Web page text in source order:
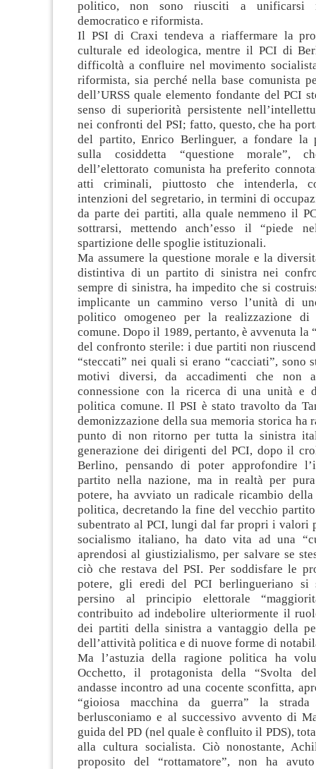
politico, non sono riusciti a unificarsi
democratico e riformista.
Il PSI di Craxi tendeva a riaffermare la
culturale ed ideologica, mentre il PCI di
difficoltà a confluire nel movimento
riformista, sia perché nella base comunista
dell’URSS quale elemento fondante del PCI
senso di superiorità persistente
nei confronti del PSI; fatto, questo, che ha
del partito, Enrico Berlinguer, a fondare la
sulla cosiddetta “questione morale”,
dell’elettorato comunista ha preferito
atti criminali, piuttosto che intenderla,
intenzioni del segretario, in termini di
da parte dei partiti, alla quale nemmeno il
sottrarsi, mettendo anch’esso il “piede
spartizione delle spoglie istituzionali.
Ma assumere la questione morale e la
distintiva di un partito di sinistra nei
sempre di sinistra, ha impedito che si
implicante un cammino verso l’unità di
politico omogeneo per la realizzazione di
comune. Dopo il 1989, pertanto, è avvenuta la
del confronto sterile: i due partiti non
“steccati” nei quali si erano “cacciati”, sono
motivi diversi, da accadimenti che non
connessione con la ricerca di una unità e
politica comune. Il PSI è stato travolto da
demonizzazione della sua memoria storica ha
punto di non ritorno per tutta la sinistra
generazione dei dirigenti del PCI, dopo il
Berlino, pensando di poter approfondire
partito nella nazione, ma in realtà per
potere, ha avviato un radicale ricambio
politica, decretando la fine del vecchio
subentrato al PCI, lungi dal far propri i valori
socialismo italiano, ha dato vita ad una
aprendosi al giustizialismo, per salvare se
ciò che restava del PSI. Per soddisfare le
potere, gli eredi del PCI berlingueriano si
persino al principio elettorale
contribuito ad indebolire ulteriormente il
dei partiti della sinistra a vantaggio della
dell’attività politica e di nuove forme di
Ma l’astuzia della ragione politica ha
Occhetto, il protagonista della “Svolta
andasse incontro ad una cocente sconfitta,
“gioiosa macchina da guerra” la strada
berlusconiamo e al successivo avvento di
guida del PD (nel quale è confluito il PDS),
alla cultura socialista. Ciò nonostante,
proposito del “rottamatore”, non ha